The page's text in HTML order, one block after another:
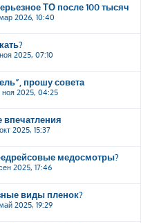
ТО после 100 тысяч
2026, 10:40
2025, 07:10
прошу совета
ноя 2025, 04:25
впечатления
2025, 15:37
медосмотры?
2025, 17:46
виды пленок?
2025, 19:29